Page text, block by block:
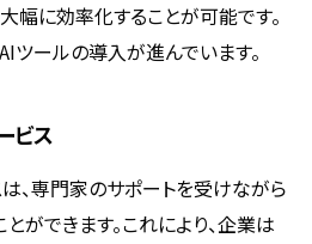
幅に効率化することが可能です。
ツールの導入が進んでいます。
ビス
、専門家のサポートを受けながら
ができます。これにより、企業は